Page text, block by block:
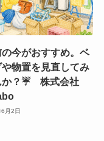
今がおすすめ。ベ
物置を見直してみ
か？☔ 株式会社
月2日